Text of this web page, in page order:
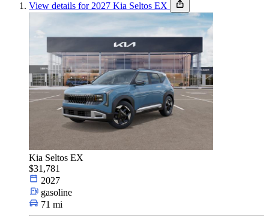
Budget
Set budget
Ordenar por
Tipo de Carro
View details for 2027 Kia Seltos EX
Kia Seltos EX
$31,781
2027
gasoline
71 mi